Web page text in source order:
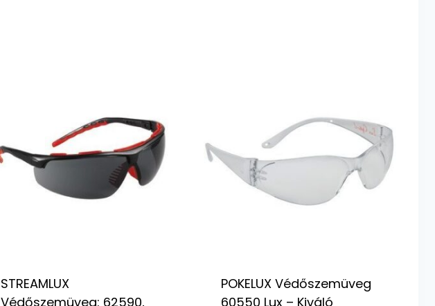
STREAMLUX
Védőszemüveg: 62590,
POKELUX Védőszemüveg
60550 Lux – Kiváló